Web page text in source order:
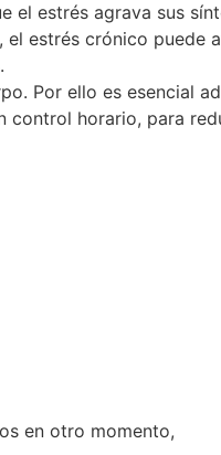
el estrés agrava sus
estrés crónico puede
Por ello es esencial
control horario, para
en otro momento,